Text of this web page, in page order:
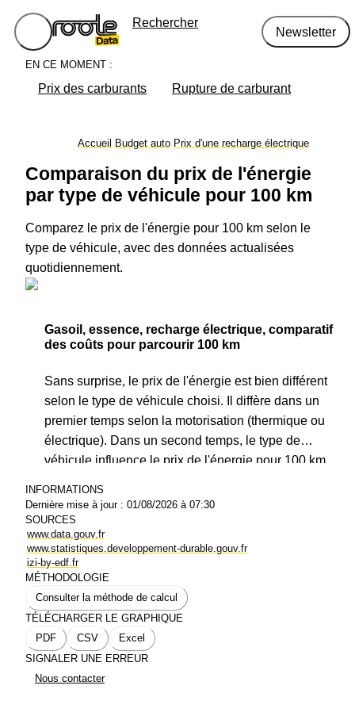
Rechercher
Newsletter
EN CE MOMENT :
Prix des carburants Rupture de carburant
Accueil Budget auto Prix d'une recharge électrique
Comparaison du prix de l'énergie
par type de véhicule pour 100 km
Comparez le prix de l'énergie pour 100 km selon le
type de véhicule, avec des données actualisées
quotidiennement.
Gasoil, essence, recharge électrique, comparatif
des coûts pour parcourir 100 km
Sans surprise, le prix de l'énergie est bien différent
selon le type de véhicule choisi. Il diffère dans un
premier temps selon la motorisation (thermique ou
électrique). Dans un second temps, le type de
véhicule influence le prix de l'énergie pour 100 km.
économies. Les propriétaires d'une berline paient plus
cher leur plein d'essence ou de diesel. Côté
électrique, c'est le SUV le plus gourmand.
Motorisation, poids du véhicule, différents critères
influencent le prix d'une recharge publique ou la
facture à la pompe.
INFORMATIONS
Dernière mise à jour : 01/08/2026 à 07:30
SOURCES
www.data.gouv.fr
www.statistiques.developpement-durable.gouv.fr
izi-by-edf.fr
MÉTHODOLOGIE
Consulter la méthode de calcul
TÉLÉCHARGER LE GRAPHIQUE
PDF
CSV
Excel
SIGNALER UNE ERREUR
Nous contacter